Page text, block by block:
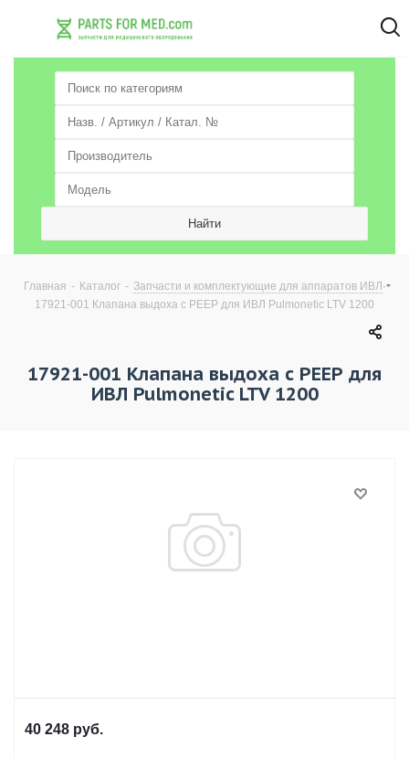
Главная - Каталог - Запчасти и комплектующие для аппаратов ИВЛ-
17921-001 Клапана выдоха с РЕЕР для ИВЛ Pulmonetic LTV 1200
17921-001 Клапана выдоха с РЕЕР для
ИВЛ Pulmonetic LTV 1200
40 248 руб.